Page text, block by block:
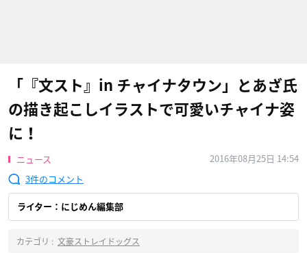
「『文スト』in チャイナタウン」とあざ氏
の描き起こしイラストで可愛いチャイナ姿
に！
ニュース
2016年08月25日 14:54
3
ライター：にじめん編集部
カテゴリ : 文豪ストレイドッグス